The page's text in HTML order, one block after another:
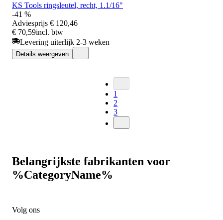
KS Tools ringsleutel, recht, 1.1/16"
-41 %
Adviesprijs € 120,46
€ 70,59incl. btw
Levering uiterlijk 2-3 weken
Details weergeven
1
2
3
Belangrijkste fabrikanten voor
%CategoryName%
Volg ons